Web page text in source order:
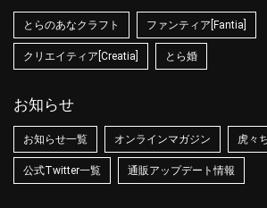
とらのあなクラフト ファンティア[Fantia]
クリエイティア[Creatia] とら婚
お知らせ
お知らせ一覧 オンラインマガジン 虎々
公式Twitter一覧 通販アップデート情報